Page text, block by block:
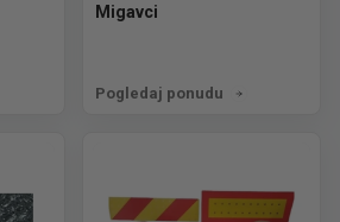
Migavci
Pogledaj ponudu